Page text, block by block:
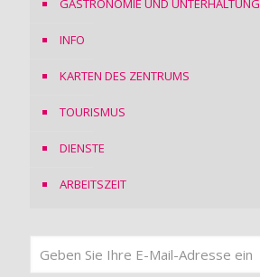
GASTRONOMIE UND UNTERHALTUNG
INFO
KARTEN DES ZENTRUMS
TOURISMUS
DIENSTE
ARBEITSZEIT